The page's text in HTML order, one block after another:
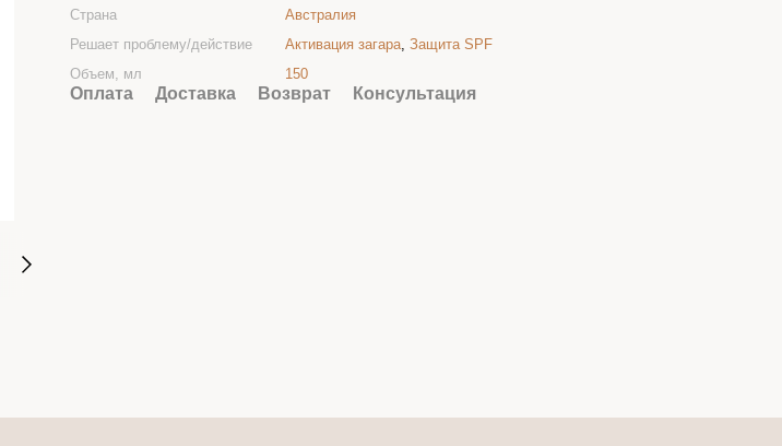
Страна
Австралия
Решает проблему/действие
Активация загара, Защита SPF
Объем, мл
150
Оплата Доставка Возврат Консультация